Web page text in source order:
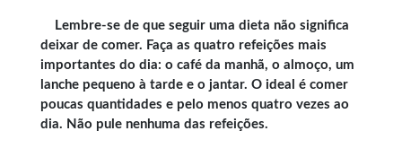
Lembre-se de que seguir uma dieta não significa
deixar de comer. Faça as quatro refeições mais
importantes do dia: o café da manhã, o almoço, um
lanche pequeno à tarde e o jantar. O ideal é comer
poucas quantidades e pelo menos quatro vezes ao
dia. Não pule nenhuma das refeições.